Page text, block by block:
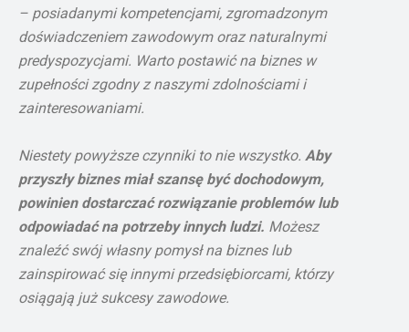
– posiadanymi kompetencjami, zgromadzonym
doświadczeniem zawodowym oraz naturalnymi
predyspozycjami. Warto postawić na biznes w
zupełności zgodny z naszymi zdolnościami i
zainteresowaniami.
Niestety powyższe czynniki to nie wszystko. Aby
przyszły biznes miał szansę być dochodowym,
powinien dostarczać rozwiązanie problemów lub
odpowiadać na potrzeby innych ludzi. Możesz
znaleźć swój własny pomysł na biznes lub
zainspirować się innymi przedsiębiorcami, którzy
osiągają już sukcesy zawodowe.